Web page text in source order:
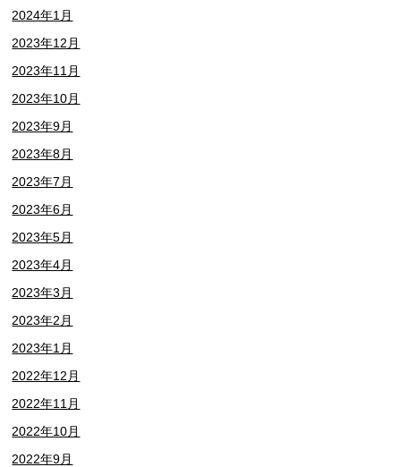
2024年1月
2023年12月
2023年11月
2023年10月
2023年9月
2023年8月
2023年7月
2023年6月
2023年5月
2023年4月
2023年3月
2023年2月
2023年1月
2022年12月
2022年11月
2022年10月
2022年9月